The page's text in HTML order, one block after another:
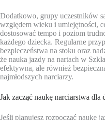
Dodatkowo, grupy uczestników
względem wieku i umiejętności,
dostosować tempo i poziom
każdego dziecka. Regularne
bezpieczeństwa na stoku oraz
że nauka jazdy na nartach w
efektywna, ale również
najmłodszych narciarzy.
Jak zacząć naukę narciarstwa
Jeśli planujesz rozpocząć naukę